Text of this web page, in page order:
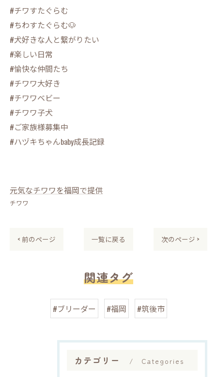
#チワすたぐらむ
#ちわすたぐらむ🐶
#犬好きな人と繋がりたい
#楽しい日常
#愉快な仲間たち
#チワワ大好き
#チワワベビー
#チワワ子犬
#ご家族様募集中
#ハヅキちゃんbaby成長記録
元気なチワワを福岡で提供
チワワ
< 前のページ 一覧に戻る 次のページ >
関連タグ
#ブリーダー #福岡 #筑後市
カテゴリー Categories